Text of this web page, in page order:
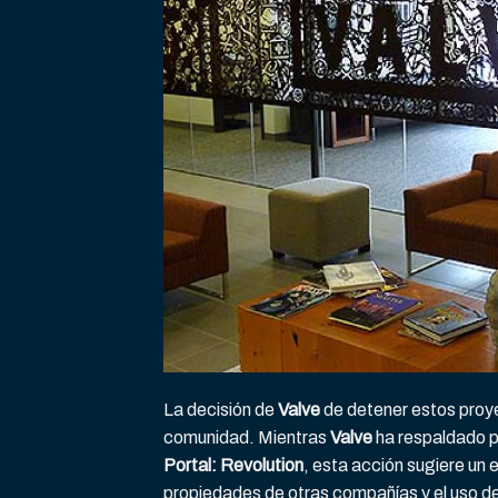
La decisión deValvede detener estos
comunidad. Mientras Valve ha respaldado
Portal: Revolution, esta acción sugiere un
propiedades de otras compañías y el uso